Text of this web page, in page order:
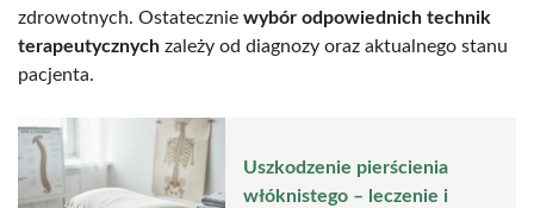
zdrowotnych. Ostatecznie wybór odpowiednich technik
terapeutycznych zależy od diagnozy oraz aktualnego stanu
pacjenta.
Uszkodzenie pierścienia
włóknistego – leczenie i